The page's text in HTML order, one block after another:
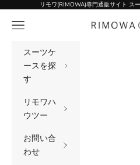
コンテンツへスキップリモワ(RIMOWA)専門通販サイト ス
リモワ
メニュー
スーツケ
ースを探
す
リモワハ
ウツー
お問い合
わせ